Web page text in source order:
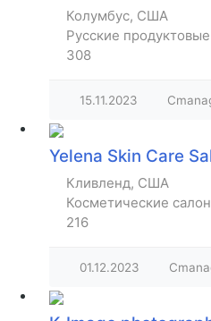
Колумбус, США
Русские
308
15.11.2023
Yelena Skin Care
Кливленд, США
Косметические
216
01.12.2023